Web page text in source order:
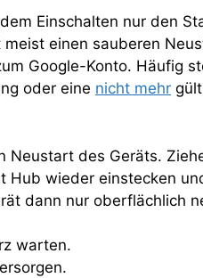
Einschalten nur den
einen sauberen
Google-Konto. Häufig
oder eine nicht mehr
Neustart des Geräts.
Hub wieder einstecken
dann nur oberflächlich
warten.